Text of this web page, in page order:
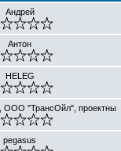
Андрей
Антон
HELEG
ООО "ТрансОйл", проектны
pegasus